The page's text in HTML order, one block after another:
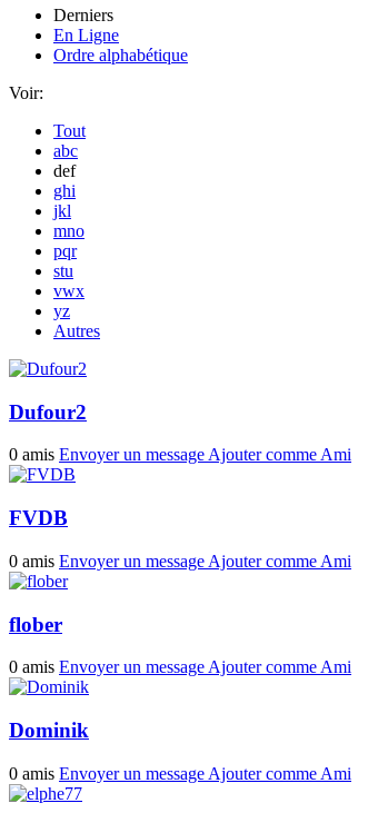
Derniers
En Ligne
Ordre alphabétique
Voir:
Tout
abc
def
ghi
jkl
mno
pqr
stu
vwx
yz
Autres
Dufour2
0 amis Envoyer un message Ajouter comme Ami
FVDB
0 amis Envoyer un message Ajouter comme Ami
flober
0 amis Envoyer un message Ajouter comme Ami
Dominik
0 amis Envoyer un message Ajouter comme Ami